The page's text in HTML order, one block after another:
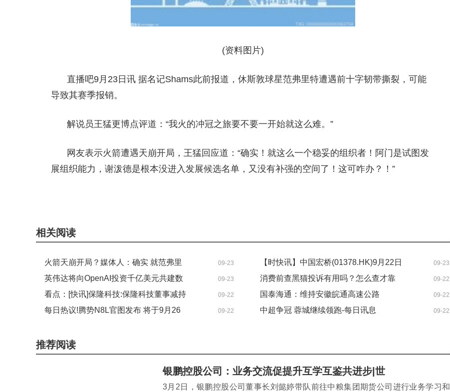
(资料图片)
直播吧9月23日讯 据名记Shams此前报道，休斯敦球星范弗里特遭遇前十字韧带撕裂，可能
导致其赛季报销。
解说员王猛更博点评道：“我火的冲冠之旅要不要一开始就这么难。”
网友表示火箭遭遇天崩开局，王猛回应道：“确实！就这么一个稳妥的组织者！阿门是试图发
展组织能力，谢泼德是根本没进入发展候选名单，又没有补强的空间了！这可咋办？！”
相关阅读
火箭天崩开局？媒体人：确实 就范弗里
特这么一个稳妥的组织者！
09-23
【时快讯】中国宏桥(01378.HK)9月22日
耗资714.94万港元回购27.6万股
09-23
英伟达将向OpenAI投资千亿美元共建数
据中心_今日讯
09-23
消费前查黑猫投诉有用吗？怎么查才靠
谱？
09-22
看点：[快讯]保隆科技:保隆科技董事减持
股份计划
09-22
国泰海通：维持安徽皖通高速公路
(00995)“增持”评级 目标价14.51港元
09-22
每日热议!腾势N8L官图发布 将于9月26
09-22 中超争冠 蓉城继续领跑-每日讯息 09-22
推荐阅读
银鹏控股公司：业务交流促提升互学互鉴共进步|世
3月2日，银鹏控股公司董事长刘懿婷带队前往中粮集团期货公司进行业务学习和